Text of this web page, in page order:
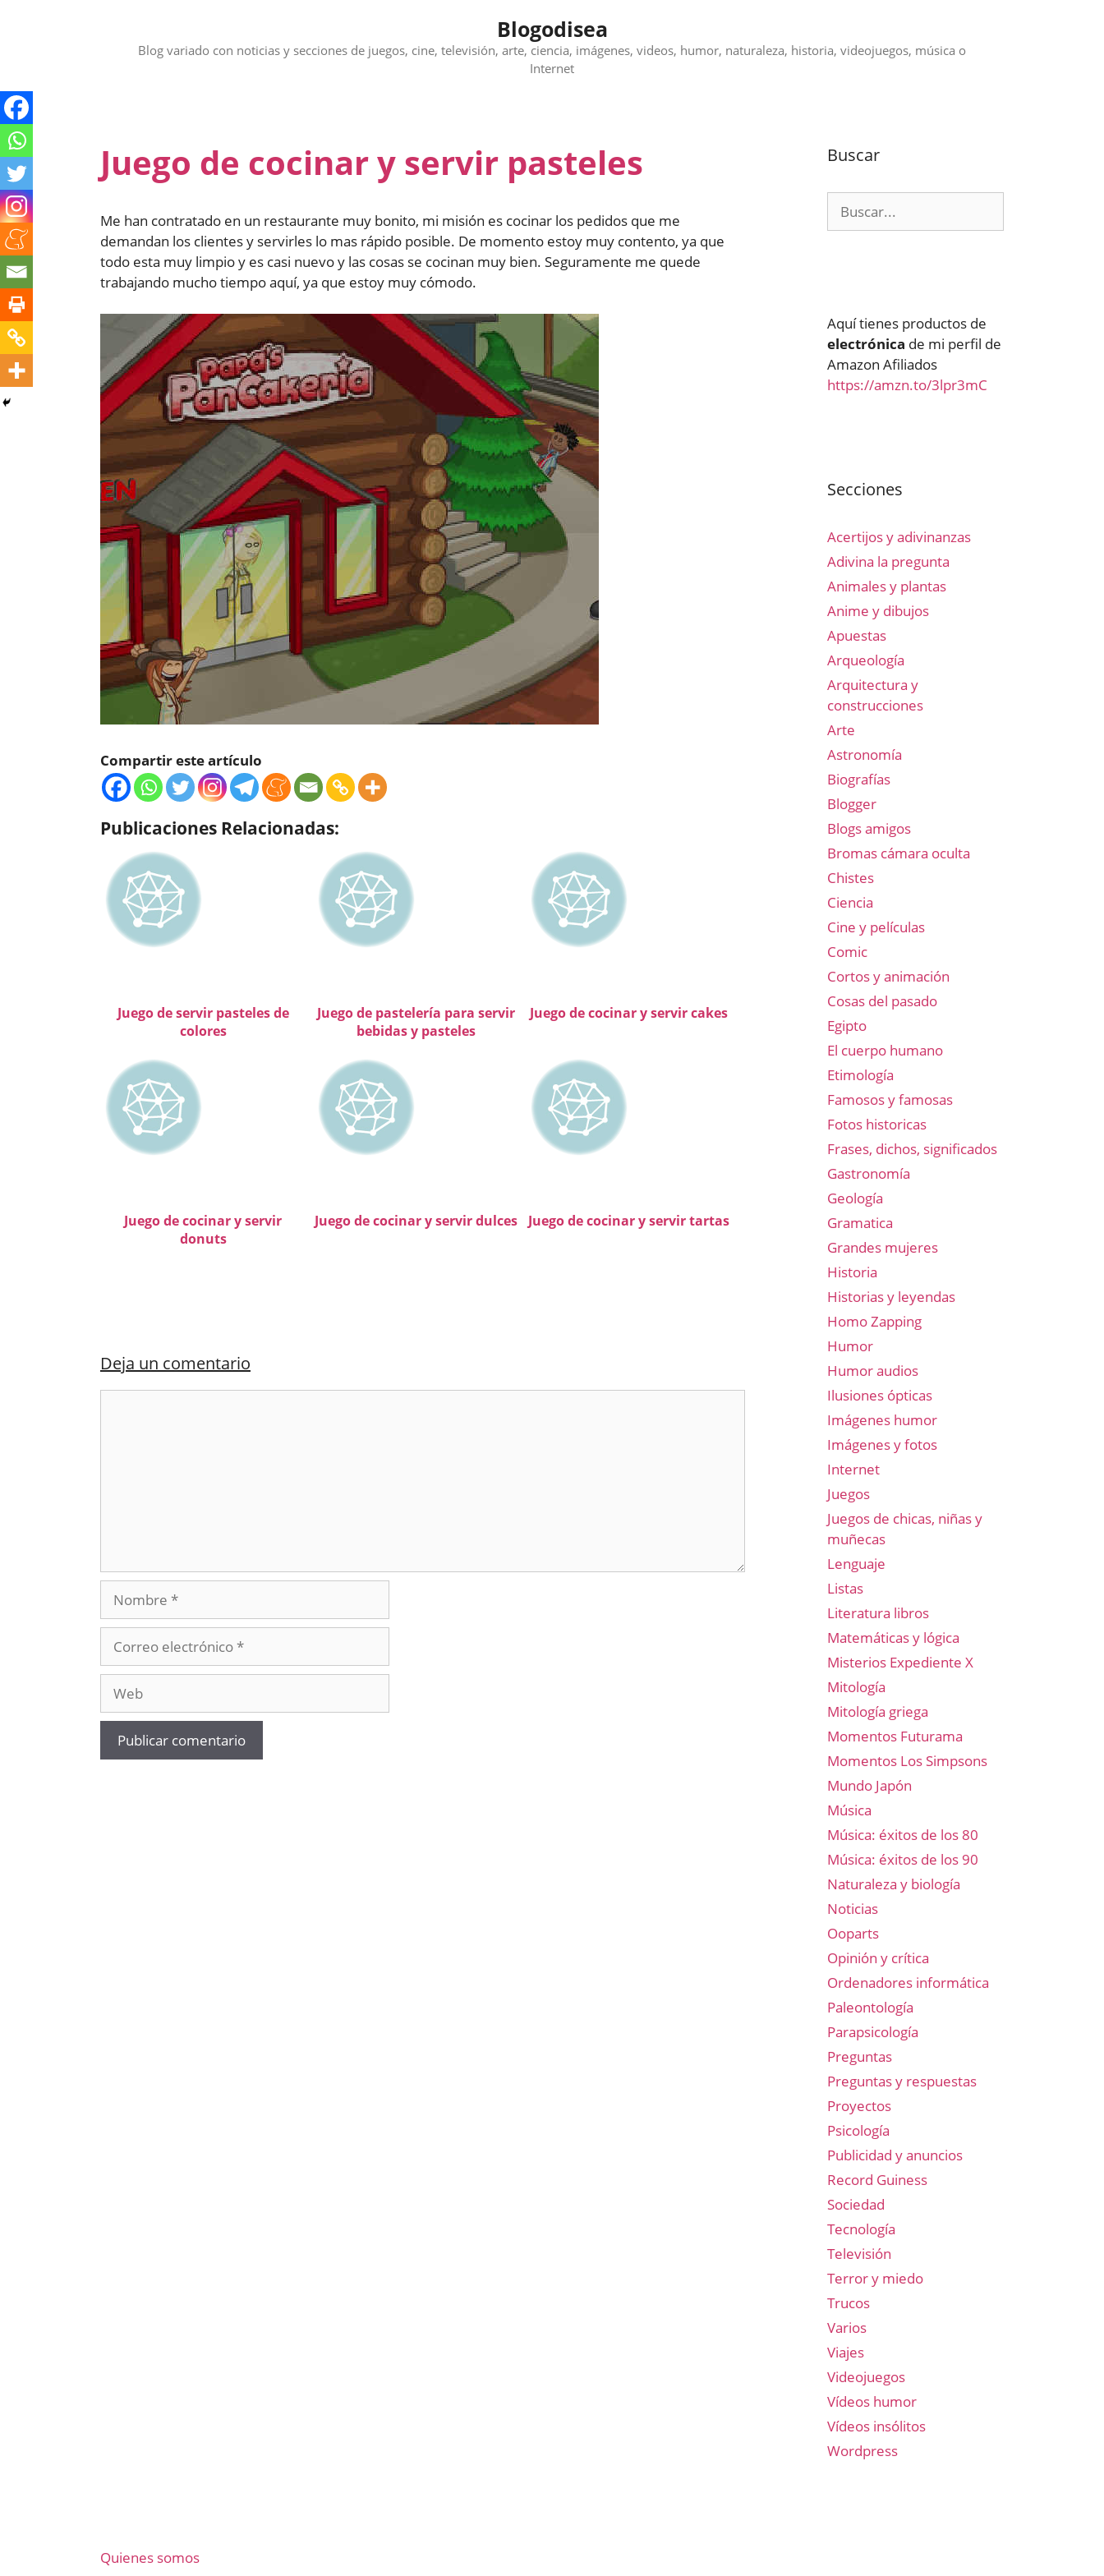
Blogodisea
Blog variado con noticias y secciones de juegos, cine, televisión, arte, ciencia, imágenes, videos, humor, naturaleza, historia, videojuegos, música o
Internet
Juego de cocinar y servir pasteles
Me han contratado en un restaurante muy bonito, mi misión es cocinar los pedidos que me
demandan los clientes y servirles lo mas rápido posible. De momento estoy muy contento, ya que
todo esta muy limpio y es casi nuevo y las cosas se cocinan muy bien. Seguramente me quede
trabajando mucho tiempo aquí, ya que estoy muy cómodo.
Compartir este artículo
Publicaciones Relacionadas:
Juego de servir pasteles de
colores
Juego de pastelería para servir
bebidas y pasteles
Juego de cocinar y servir cakes
Juego de cocinar y servir
donuts
Juego de cocinar y servir dulces Juego de cocinar y servir tartas
Deja un comentario
Nombre
electrónico
Buscar
Aquí tienes productos de
electrónica de mi perfil de
Amazon Afiliados
https://amzn.to/3lpr3mC
Secciones
Acertijos y adivinanzas
Adivina la pregunta
Animales y plantas
Anime y dibujos
Apuestas
Arqueología
Arquitectura y
construcciones
Arte
Astronomía
Biografías
Blogger
Blogs amigos
Bromas cámara oculta
Chistes
Ciencia
Cine y películas
Comic
Cortos y animación
Cosas del pasado
Egipto
El cuerpo humano
Etimología
Famosos y famosas
Fotos historicas
Frases, dichos, significados
Gastronomía
Geología
Gramatica
Grandes mujeres
Historia
Historias y leyendas
Homo Zapping
Humor
Humor audios
Ilusiones ópticas
Imágenes humor
Imágenes y fotos
Internet
Juegos
Juegos de chicas, niñas y
muñecas
Lenguaje
Listas
Literatura libros
Matemáticas y lógica
Misterios Expediente X
Mitología
Mitología griega
Momentos Futurama
Momentos Los Simpsons
Mundo Japón
Música
Música: éxitos de los 80
Música: éxitos de los 90
Naturaleza y biología
Noticias
Ooparts
Opinión y crítica
Ordenadores informática
Paleontología
Parapsicología
Preguntas
Preguntas y respuestas
Proyectos
Psicología
Publicidad y anuncios
Record Guiness
Sociedad
Tecnología
Televisión
Terror y miedo
Trucos
Varios
Viajes
Videojuegos
Vídeos humor
Vídeos insólitos
Wordpress
Quienes somos